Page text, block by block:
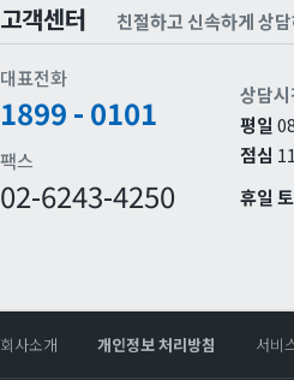
고객센터 친절하고 신속하게 상
대표전화
1899 - 0101
팩스
02-6243-4250
상담
평일
점심
휴일
회사소개 개인정보 처리방침 서비